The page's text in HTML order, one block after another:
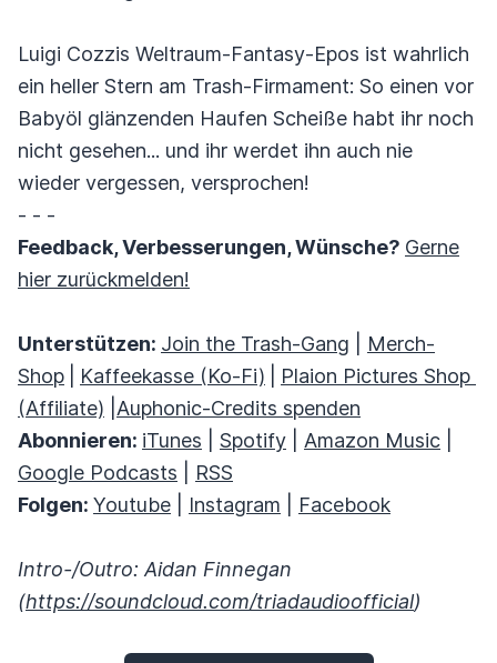
Luigi Cozzis Weltraum-Fantasy-Epos ist wahrlich
ein heller Stern am Trash-Firmament: So einen vor
Babyöl glänzenden Haufen Scheiße habt ihr noch
nicht gesehen... und ihr werdet ihn auch nie
wieder vergessen, versprochen!
- - -
Feedback, Verbesserungen, Wünsche? Gerne
hier zurückmelden!
Unterstützen: Join the Trash-Gang
Merch-
Shop
Kaffeekasse (Ko-Fi)
Plaion Pictures Shop
(Affiliate)
Auphonic-Credits spenden
Abonnieren: iTunes Spotify Amazon Music
Google Podcasts
RSS
Folgen: Youtube Instagram Facebook
Intro-/Outro: Aidan Finnegan
(https://soundcloud.com/triadaudioofficial)